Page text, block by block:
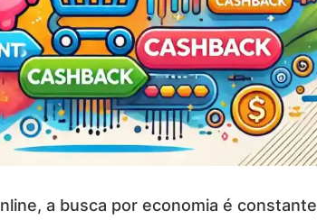
a busca por economia é